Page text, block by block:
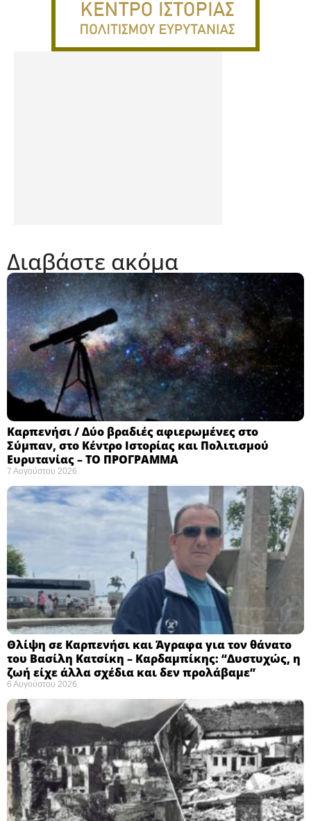
Διαβάστε ακόμα
Καρπενήσι / Δύο βραδιές αφιερωμένες στο
Σύμπαν, στο Κέντρο Ιστορίας και Πολιτισμού
Ευρυτανίας – ΤΟ ΠΡΟΓΡΑΜΜΑ
7 Αυγούστου 2026
Θλίψη σε Καρπενήσι και Άγραφα για τον θάνατο
του Βασίλη Κατσίκη – Καρδαμπίκης: “Δυστυχώς, η
ζωή είχε άλλα σχέδια και δεν προλάβαμε”
6 Αυγούστου 2026